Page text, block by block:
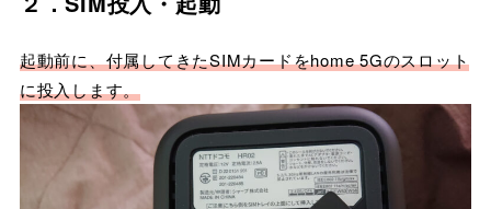
起動前に、付属してきたSIMカードをhome 5Gのスロット
に投入します。